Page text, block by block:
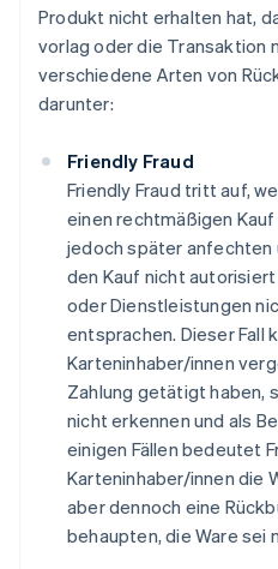
Produkt nicht erhalten hat,
vorlag oder die Transaktion
verschiedene Arten von
darunter:
Friendly Fraud
Friendly Fraud tritt auf,
einen rechtmäßigen
jedoch später anfechten
den Kauf nicht
oder Dienstleistungen
entsprachen. Dieser Fall
Karteninhaber/innen
Zahlung getätigt haben,
nicht erkennen und als
einigen Fällen bedeutet
Karteninhaber/innen die
aber dennoch eine
behaupten, die Ware sei